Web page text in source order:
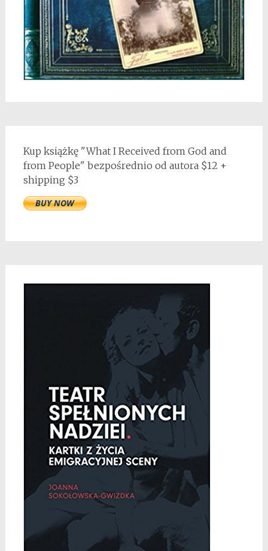
Kup książkę "What I Received from God and
from People" bezpośrednio od autora $12 +
shipping $3